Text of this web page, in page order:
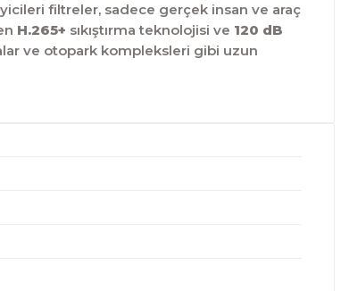
filtreler, sadece gerçek insan ve araç
H.265+ sıkıştırma teknolojisi ve 120 dB
ve otopark kompleksleri gibi uzun